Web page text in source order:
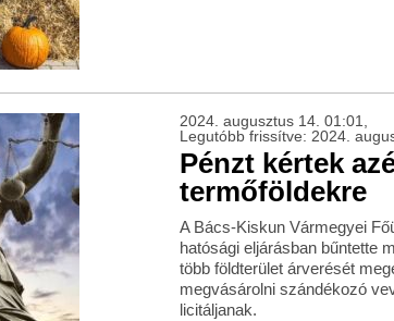
2024. augusztus 14. 01:01,
Legutóbb frissítve: 2024.
Pénzt kértek
termőföldekre
A Bács-Kiskun Vármegyei
hatósági eljárásban bűntette
több földterület árverését
megvásárolni szándékozó
licitáljanak.